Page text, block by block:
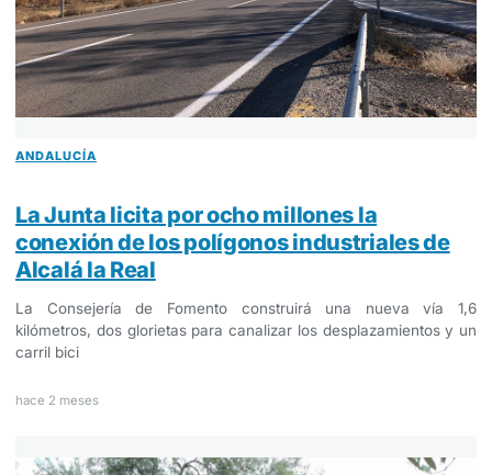
ANDALUCÍA
La Junta licita por ocho millones la
conexión de los polígonos industriales de
Alcalá la Real
La Consejería de Fomento construirá una nueva vía 1,6
kilómetros, dos glorietas para canalizar los desplazamientos y un
carril bici
hace 2 meses